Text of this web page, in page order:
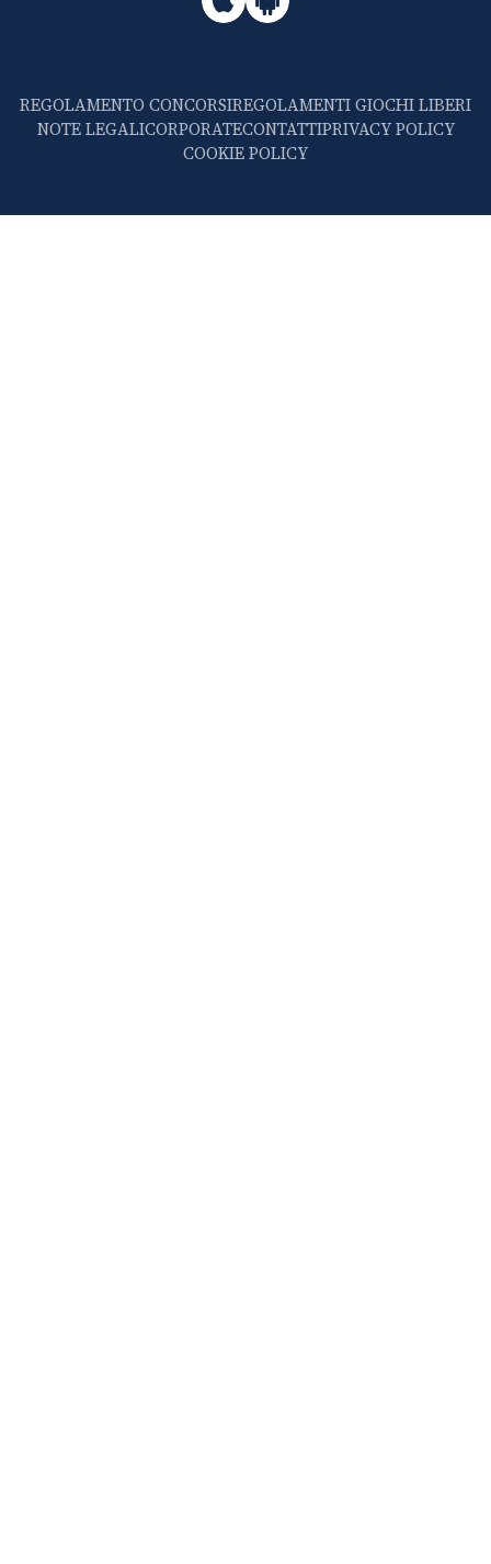
REGOLAMENTO CONCORSIREGOLAMENTI GIOCHI LIBERI
NOTE LEGALICORPORATECONTATTIPRIVACY POLICY
COOKIE POLICY